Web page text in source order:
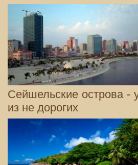
Сейшельские острова -
из не дорогих